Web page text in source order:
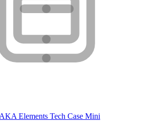
Elements Tech Case Mini